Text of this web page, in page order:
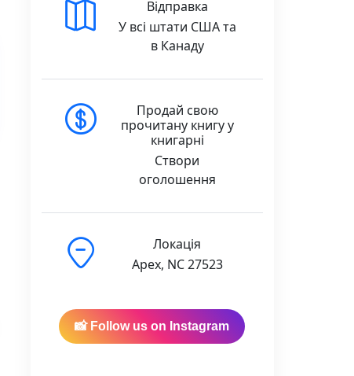
Відправка
У всі штати США та
в Канаду
Продай свою
прочитану книгу у
книгарні
Створи
оголошення
Локація
Apex, NC 27523
📸 Follow us on Instagram